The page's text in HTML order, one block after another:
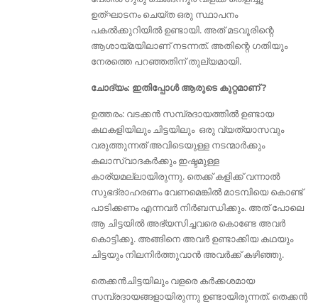
ഉത്ഘാടനം ചെയ്ത ഒരു സ്ഥാപനം
പകല്‍ക്കുറിയില്‍ ഉണ്ടായി. അത് മടവൂരിന്റെ
ആശായ്മയിലാണ് നടന്നത്. അതിന്റെ ഗതിയും
നേരത്തെ പറഞ്ഞതിന് തുല്യമായി.
ചോദ്യം: ഇതിപ്പോള്‍ ആരുടെ കുറ്റമാണ് ?
ഉത്തരം: വടക്കന്‍ സമ്പ്രദായത്തില്‍ ഉണ്ടായ
കഥകളിയിലും ചിട്ടയിലും ഒരു വ്യത്യാസവും
വരുത്തുന്നത് അവിടെയുള്ള നടന്മാര്‍ക്കും
കലാസ്വാദകര്‍ക്കും ഇഷ്ടമുള്ള
കാര്യമല്ലായിരുന്നു. തെക്ക് കളിക്ക് വന്നാൽ
സുഭദ്രാഹരണം വേണമെങ്കിൽ മാടമ്പിയെ കൊണ്ട്
പാടിക്കണം എന്നവർ ‍നിര്‍ബന്ധിക്കും. അത് പോലെ
ആ ചിട്ടയില്‍ അഭ്യസിച്ചവരെ കൊണ്ടേ അവര്‍
കൊട്ടിക്കൂ. അങ്ങിനെ അവര്‍ ഉണ്ടാക്കിയ കഥയും
ചിട്ടയും നിലനിര്‍ത്തുവാന്‍ അവര്‍ക്ക് കഴിഞ്ഞു.
തെക്കന്‍ചിട്ടയിലും വളരെ കര്‍ക്കശമായ
സമ്പ്രദായങ്ങളായിരുന്നു ഉണ്ടായിരുന്നത്. തെക്കന്‍